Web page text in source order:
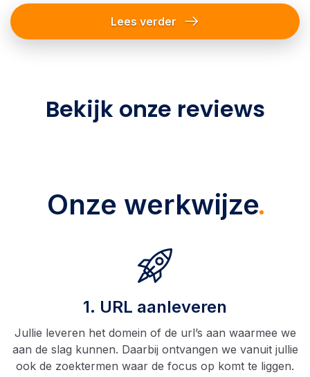
Lees verder
Bekijk onze reviews
Onze werkwijze
1. URL aanleveren
Jullie leveren het domein of de url’s aan waarmee we
aan de slag kunnen. Daarbij ontvangen we vanuit jullie
ook de zoektermen waar de focus op komt te liggen.